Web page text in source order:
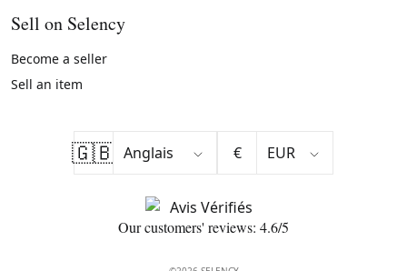
Sell on Selency
Become a seller
Sell an item
🇬🇧 €
Our customers' reviews: 4.6/5